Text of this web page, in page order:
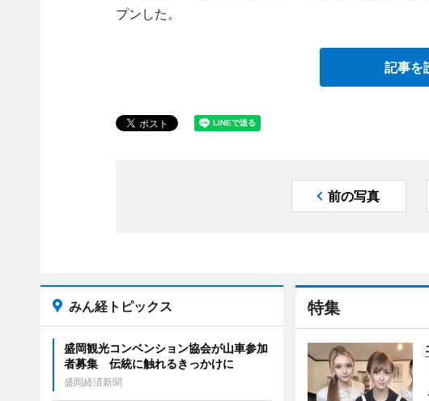
プンした。
記事を
前の写真
特集
みん経トピックス
盛岡観光コンベンション協会が山車参加
者募集 伝統に触れるきっかけに
盛岡経済新聞